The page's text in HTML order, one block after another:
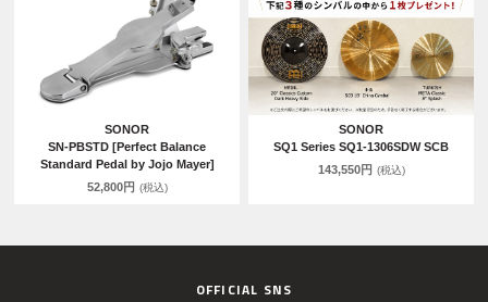
SONOR
SN-PBSTD [Perfect Balance
Standard Pedal by Jojo Mayer]
52,800円 (税込)
SONOR
SQ1 Series SQ1-1306SDW SCB
143,550円 (税込)
OFFICIAL SNS